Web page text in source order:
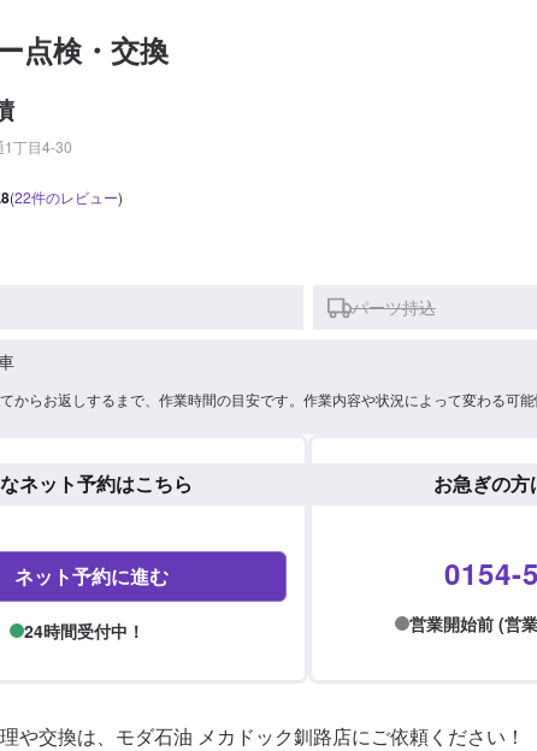
点検・交換
1丁目4-30
(22件のレビュー)
パーツ持込
からお返しするまで、作業時間の目安です。作業内容や状況によって変わる可能
ネット予約はこちら
ネット予約に進む
24時間受付中！
お急ぎの方
0154-
営業開始前 (営
や交換は、モダ石油 メカドック釧路店にご依頼ください！